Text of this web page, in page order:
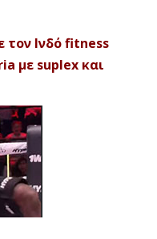
Ινδό fitness
με suplex και